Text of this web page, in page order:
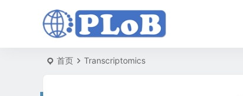
首页 Transcriptomics